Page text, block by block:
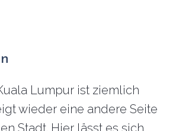
Lumpur ist ziemlich
wieder eine andere Seite
Stadt. Hier lässt es sich